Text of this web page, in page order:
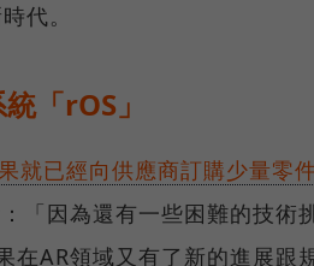
代。
「rOS」
就已經向供應商訂購少量零件
「因為還有一些困難的技術
在AR領域又有了新的進展跟